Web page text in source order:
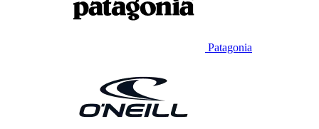
Patagonia